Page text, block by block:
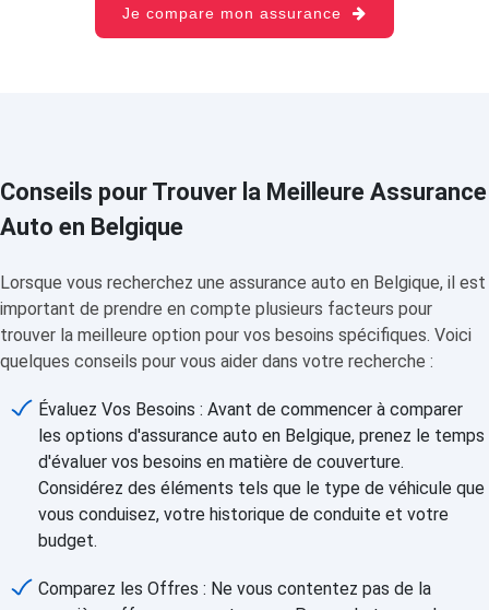
Je compare mon assurance
Conseils pour Trouver la Meilleure Assurance
Auto en Belgique
Lorsque vous recherchez une assurance auto en Belgique, il est
important de prendre en compte plusieurs facteurs pour
trouver la meilleure option pour vos besoins spécifiques. Voici
quelques conseils pour vous aider dans votre recherche :
Évaluez Vos Besoins : Avant de commencer à comparer
les options d'assurance auto en Belgique, prenez le temps
d'évaluer vos besoins en matière de couverture.
Considérez des éléments tels que le type de véhicule que
vous conduisez, votre historique de conduite et votre
budget.
Comparez les Offres : Ne vous contentez pas de la